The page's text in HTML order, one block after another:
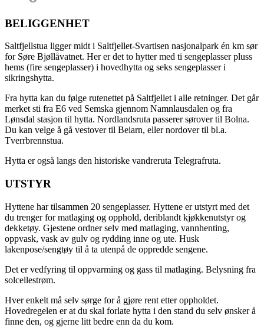
BELIGGENHET
Saltfjellstua ligger midt i Saltfjellet-Svartisen nasjonalpark én km sør
for Søre Bjøllåvatnet. Her er det to hytter med ti sengeplasser pluss
hems (fire sengeplasser) i hovedhytta og seks sengeplasser i
sikringshytta.
Fra hytta kan du følge rutenettet på Saltfjellet i alle retninger. Det går
merket sti fra E6 ved Semska gjennom Namnlausdalen og fra
Lønsdal stasjon til hytta. Nordlandsruta passerer sørover til Bolna.
Du kan velge å gå vestover til Beiarn, eller nordover til bl.a.
Tverrbrennstua.
Hytta er også langs den historiske vandreruta Telegrafruta.
UTSTYR
Hyttene har tilsammen 20 sengeplasser. Hyttene er utstyrt med det
du trenger for matlaging og opphold, deriblandt kjøkkenutstyr og
dekketøy. Gjestene ordner selv med matlaging, vannhenting,
oppvask, vask av gulv og rydding inne og ute. Husk
lakenpose/sengtøy til å ta utenpå de oppredde sengene.
Det er vedfyring til oppvarming og gass til matlaging. Belysning fra
solcellestrøm.
Hver enkelt må selv sørge for å gjøre rent etter oppholdet.
Hovedregelen er at du skal forlate hytta i den stand du selv ønsker å
finne den, og gjerne litt bedre enn da du kom.